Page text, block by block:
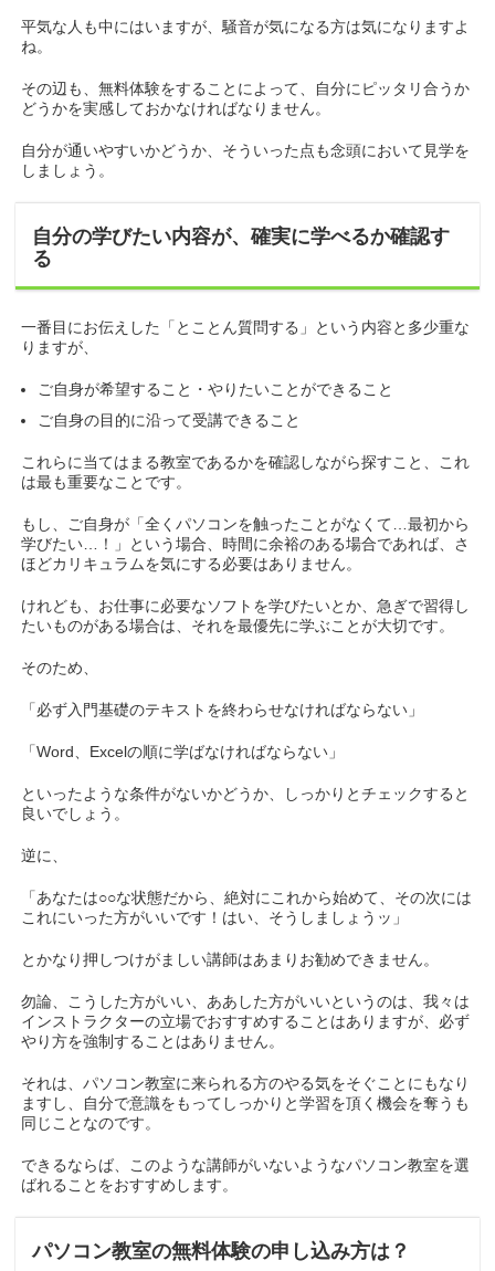
平気な人も中にはいますが、騒音が気になる方は気になりますよ
ね。
その辺も、無料体験をすることによって、自分にピッタリ合うか
どうかを実感しておかなければなりません。
自分が通いやすいかどうか、そういった点も念頭において見学を
しましょう。
自分の学びたい内容が、確実に学べるか確認す
る
一番目にお伝えした「とことん質問する」という内容と多少重な
りますが、
ご自身が希望すること・やりたいことができること
ご自身の目的に沿って受講できること
これらに当てはまる教室であるかを確認しながら探すこと、これ
は最も重要なことです。
もし、ご自身が「全くパソコンを触ったことがなくて…最初から
学びたい…！」という場合、時間に余裕のある場合であれば、さ
ほどカリキュラムを気にする必要はありません。
けれども、お仕事に必要なソフトを学びたいとか、急ぎで習得し
たいものがある場合は、それを最優先に学ぶことが大切です。
そのため、
「必ず入門基礎のテキストを終わらせなければならない」
「Word、Excelの順に学ばなければならない」
といったような条件がないかどうか、しっかりとチェックすると
良いでしょう。
逆に、
「あなたは○○な状態だから、絶対にこれから始めて、その次には
これにいった方がいいです！はい、そうしましょうッ」
とかなり押しつけがましい講師はあまりお勧めできません。
勿論、こうした方がいい、ああした方がいいというのは、我々は
インストラクターの立場でおすすめすることはありますが、必ず
やり方を強制することはありません。
それは、パソコン教室に来られる方のやる気をそぐことにもなり
ますし、自分で意識をもってしっかりと学習を頂く機会を奪うも
同じことなのです。
できるならば、このような講師がいないようなパソコン教室を選
ばれることをおすすめします。
パソコン教室の無料体験の申し込み方は？